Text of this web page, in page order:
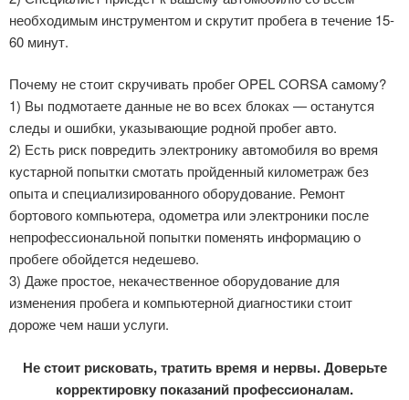
необходимым инструментом и скрутит пробега в течение 15-
60 минут.
Почему не стоит скручивать пробег OPEL CORSA самому?
1) Вы подмотаете данные не во всех блоках — останутся
следы и ошибки, указывающие родной пробег авто.
2) Есть риск повредить электронику автомобиля во время
кустарной попытки смотать пройденный километраж без
опыта и специализированного оборудование. Ремонт
бортового компьютера, одометра или электроники после
непрофессиональной попытки поменять информацию о
пробеге обойдется недешево.
3) Даже простое, некачественное оборудование для
изменения пробега и компьютерной диагностики стоит
дороже чем наши услуги.
Не стоит рисковать, тратить время и нервы. Доверьте
корректировку показаний профессионалам.